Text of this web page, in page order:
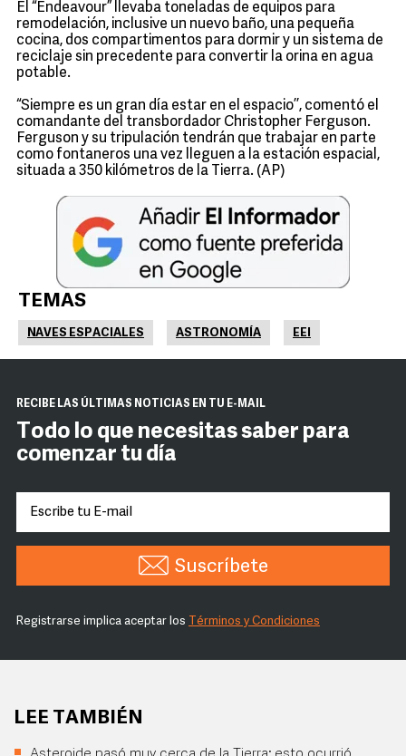
El “Endeavour” llevaba toneladas de equipos para
remodelación, inclusive un nuevo baño, una pequeña
cocina, dos compartimentos para dormir y un sistema de
reciclaje sin precedente para convertir la orina en agua
potable.
“Siempre es un gran día estar en el espacio’’, comentó el
comandante del transbordador Christopher Ferguson.
Ferguson y su tripulación tendrán que trabajar en parte
como fontaneros una vez lleguen a la estación espacial,
situada a 350 kilómetros de la Tierra. (AP)
TEMAS
NAVES ESPACIALES ASTRONOMÍA EEI
RECIBE LAS ÚLTIMAS NOTICIAS EN TU E-MAIL
Todo lo que necesitas saber para
comenzar tu día
Suscríbete
Registrarse implica aceptar los Términos y Condiciones
LEE TAMBIÉN